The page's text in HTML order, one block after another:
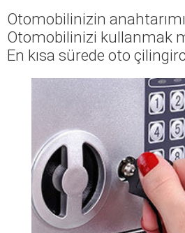
Otomobilinizin
Otomobilinizi kullanmak
En kısa sürede oto